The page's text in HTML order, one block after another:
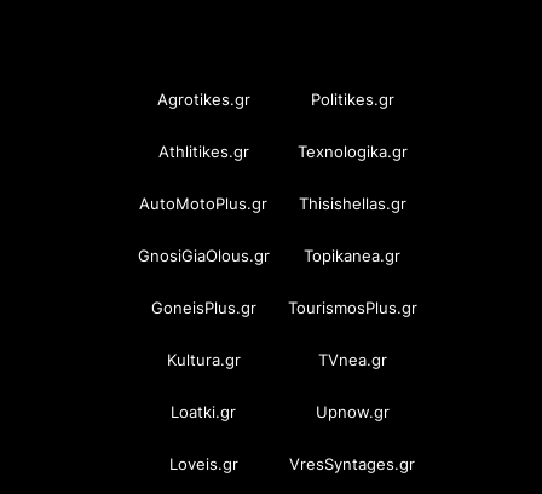
Agrotikes.gr Politikes.gr
Athlitikes.gr Texnologika.gr
AutoMotoPlus.gr Thisishellas.gr
GnosiGiaOlous.gr Topikanea.gr
GoneisPlus.gr TourismosPlus.gr
Kultura.gr TVnea.gr
Loatki.gr Upnow.gr
Loveis.gr VresSyntages.gr